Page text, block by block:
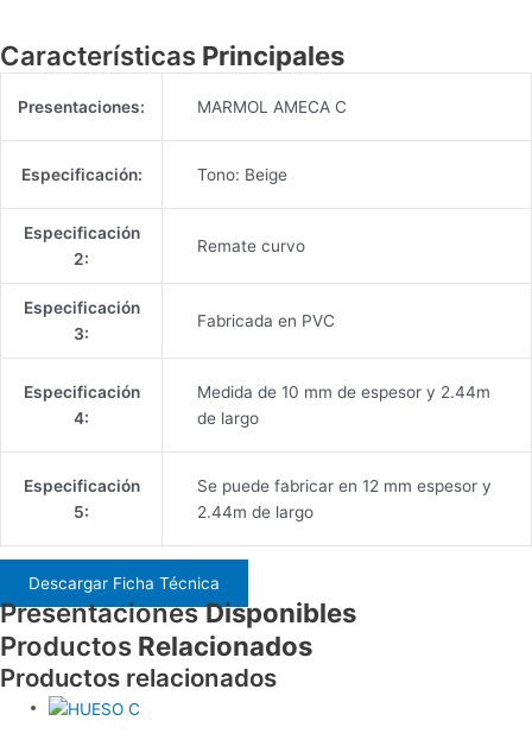
Características Principales
Presentaciones: MARMOL AMECA C
Especificación: Tono: Beige
Especificación
2:
Remate curvo
Especificación
3:
Fabricada en PVC
Especificación
4:
Medida de 10 mm de espesor y 2.44m
de largo
Especificación
5:
Se puede fabricar en 12 mm espesor y
2.44m de largo
Descargar Ficha Técnica
PresentacionesDisponibles
Productos Relacionados
Productos relacionados